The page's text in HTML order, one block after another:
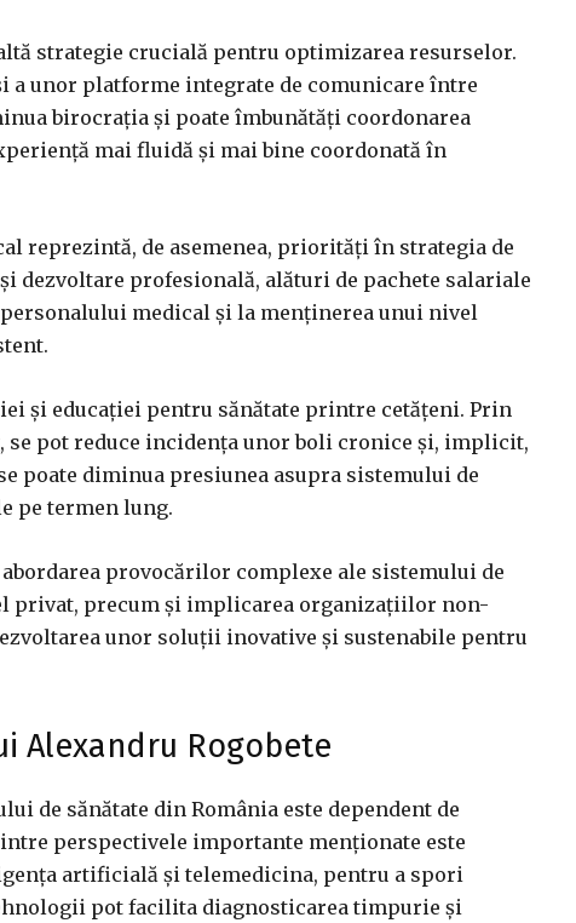
strategie crucială pentru optimizarea resurselor.
a unor platforme integrate de comunicare între
birocrația și poate îmbunătăți coordonarea
mai fluidă și mai bine coordonată în
reprezintă, de asemenea, priorități în strategia de
dezvoltare profesională, alături de pachete salariale
medical și la menținerea unui nivel
și educației pentru sănătate printre cetățeni. Prin
pot reduce incidența unor boli cronice și, implicit,
poate diminua presiunea asupra sistemului de
pe termen lung.
provocărilor complexe ale sistemului de
privat, precum și implicarea organizațiilor non-
unor soluții inovative și sustenabile pentru
Alexandru Rogobete
de sănătate din România este dependent de
perspectivele importante menționate este
artificială și telemedicina, pentru a spori
pot facilita diagnosticarea timpurie și